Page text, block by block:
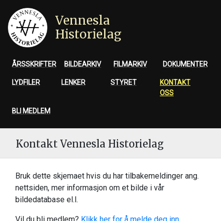
Vennesla
Historielag
ÅRSSKRIFTER BILDEARKIV FILMARKIV DOKUMENTER
LYDFILER LENKER STYRET
KONTAKT
OSS
BLI MEDLEM
Kontakt Vennesla Historielag
Bruk dette skjemaet hvis du har tilbakemeldinger ang.
nettsiden, mer informasjon om et bilde i vår
bildedatabase el.l.